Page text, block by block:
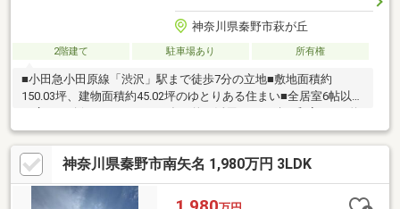
神奈川県秦野市萩が丘
2階建て 駐車場あり 所有権
■小田急小田原線「渋沢」駅まで徒歩7分の立地■敷地面積約
150.03坪、建物面積約45.02坪のゆとりある住まい■全居室6帖以上
3.0帖の納戸が2箇所備わっています■陽光が注ぐ南向きデッキ・広
縁付き■トイレは1階と2階に備わっています■建材やデザインを活
かして、自分好みの住まいにリノベーションすることも可能です
■北側幅員約4.5mの道路に面しています■駐車スペース1台分あり
(車種による)◆周辺環境◆・セブンイレブン秦野渋沢店まで徒歩4
神奈川県秦野市南矢名 1,980万円 3LDK